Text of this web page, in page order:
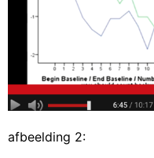
afbeelding 2: